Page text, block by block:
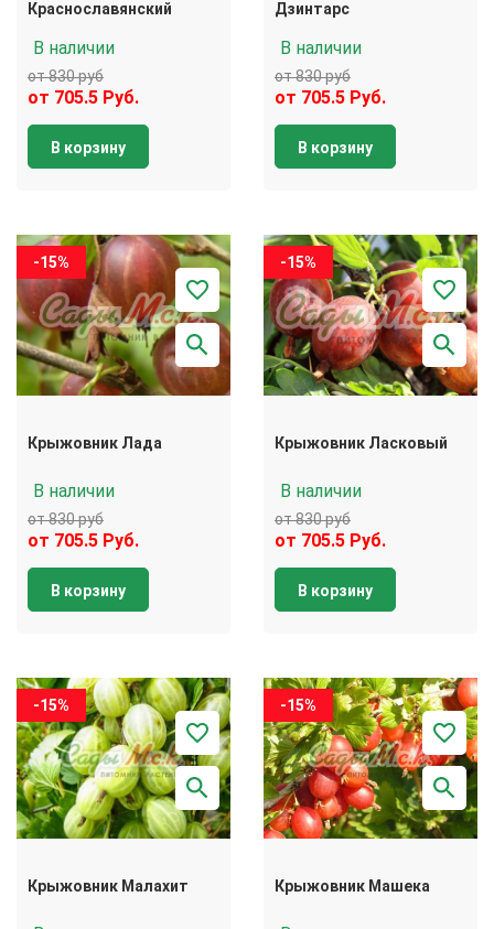
Краснославянский
В наличии
от 830 руб
от 705.5 Руб.
В корзину
Дзинтарс
В наличии
от 830 руб
от 705.5 Руб.
В корзину
-15%
Крыжовник Лада
В наличии
от 830 руб
от 705.5 Руб.
В корзину
-15%
Крыжовник Ласковый
В наличии
от 830 руб
от 705.5 Руб.
В корзину
-15%
Крыжовник Малахит
-15%
Крыжовник Машека